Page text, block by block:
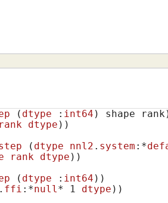
( dtype : int64 )
shape
rank dtype ) )
( dtype nnl2 . system :*
rank dtype ) )
( dtype : int64 ) )
. ffi :*null * 1 dtype ) )